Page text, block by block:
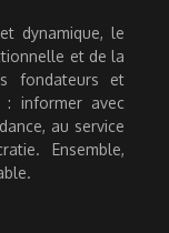
dynamique, le
et de la
fondateurs et
: informer avec
au service
Ensemble,